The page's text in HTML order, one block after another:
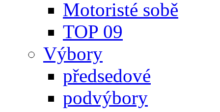
Motoristé sobě
TOP 09
Výbory
předsedové
podvýbory